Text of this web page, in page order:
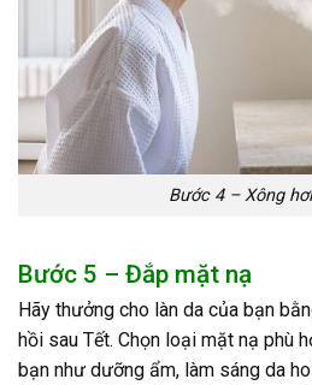
Bước 4 – Xông
Bước 5 – Đắp mặt nạ
Hãy thưởng cho làn da của bạn
hồi sau Tết. Chọn loại mặt nạ phù
bạn như dưỡng ẩm, làm sáng da